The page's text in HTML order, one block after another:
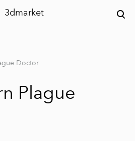
3dmarket
Vaata ostukorvi
Doctor
Plague